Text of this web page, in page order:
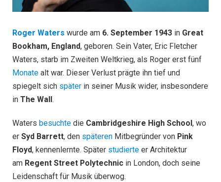
Roger Waters wurde am 6. September 1943 in Great
Bookham, England, geboren. Sein Vater, Eric Fletcher
Waters, starb im Zweiten Weltkrieg, als Roger erst fünf
Monate alt war. Dieser Verlust prägte ihn tief und
spiegelt sich später in seiner Musik wider, insbesondere
in The Wall .
Waters besuchte die Cambridgeshire High School , wo
er Syd Barrett, den späteren Mitbegründer von Pink
Floyd, kennenlernte. Später studierte er Architektur
am Regent Street Polytechnic in London, doch seine
Leidenschaft für Musik überwog.